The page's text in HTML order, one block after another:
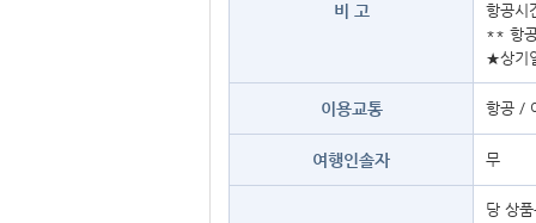
비 고
항공시
** 항
★상기
이용교통 항공 /
여행인솔자 무
당 상